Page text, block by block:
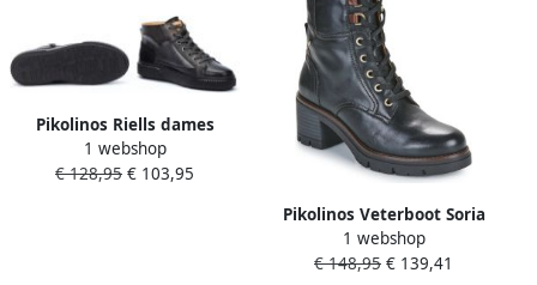
Pikolinos Riells dames
sneaker Zwart
1 webshop
€ 128,95 € 103,95
Pikolinos Veterboot Soria
W0B-8552 Zwart
1 webshop
€ 148,95 € 139,41